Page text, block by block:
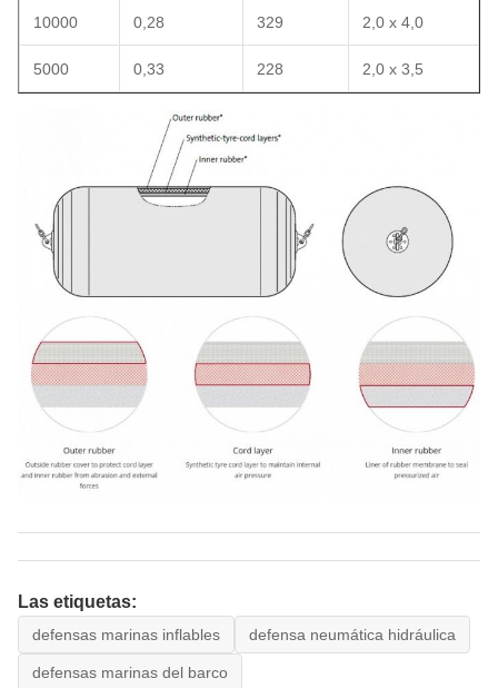
10000 0,28 329 2,0 x 4,0
5000 0,33 228 2,0 x 3,5
Las etiquetas:
defensas marinas inflables defensa neumática hidráulica
defensas marinas del barco